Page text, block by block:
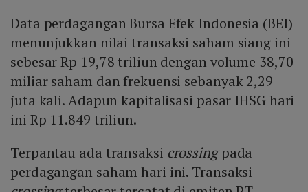
Data perdagangan Bursa Efek Indonesia (BEI)
menunjukkan nilai transaksi saham siang ini
sebesar Rp 19,78 triliun dengan volume 38,70
miliar saham dan frekuensi sebanyak 2,29
juta kali. Adapun kapitalisasi pasar IHSG hari
ini Rp 11.849 triliun.
Terpantau ada transaksi crossingpada
perdagangan saham hari ini. Transaksi